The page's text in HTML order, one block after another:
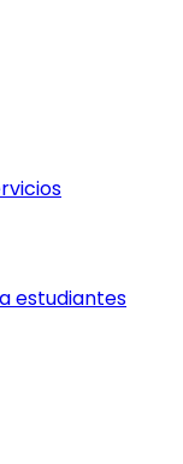
estudiantes